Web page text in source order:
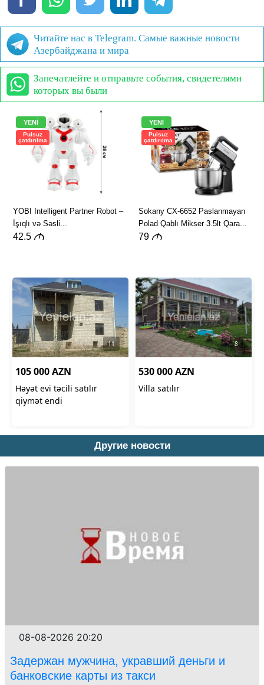
Читайте нас в Telegram. Самые важные новости
Азербайджана и мира
Запечатлейте и отправьте события, свидетелями
которых вы были
Другие новости
08-08-2026 20:20
Задержан мужчина, укравший деньги и
банковские карты из такси